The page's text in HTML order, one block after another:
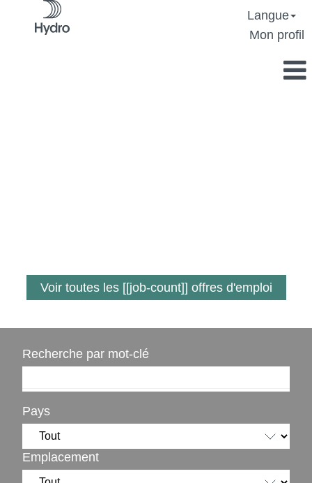
Langue
Mon profil
Voir toutes les [[job-count]] offres d'emploi
Recherche par mot-clé
Pays
Emplacement